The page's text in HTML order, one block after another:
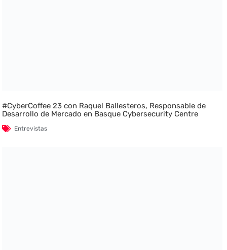
#CyberCoffee 23 con Raquel Ballesteros, Responsable de
Desarrollo de Mercado en Basque Cybersecurity Centre
Entrevistas